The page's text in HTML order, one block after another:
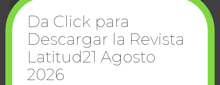
Da Click para
Descargar la Revista
Latitud21 Agosto
2026